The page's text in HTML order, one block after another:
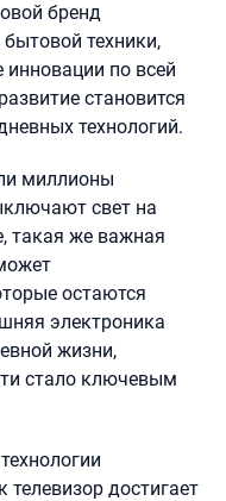
бренд
техники,
по всей
становится
технологий.
миллионы
свет на
такая же важная
остаются
электроника
жизни,
стало ключевым
телевизор достигает